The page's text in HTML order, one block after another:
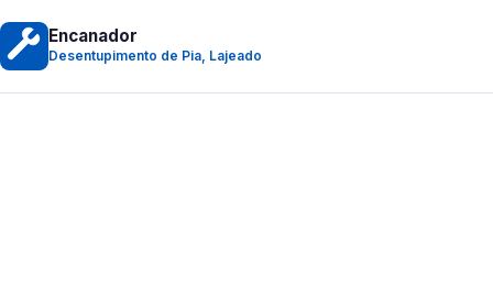
Encanador
Desentupimento de Pia, Lajeado